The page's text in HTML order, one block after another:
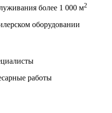
более 1 000 м2
оборудовании
работы